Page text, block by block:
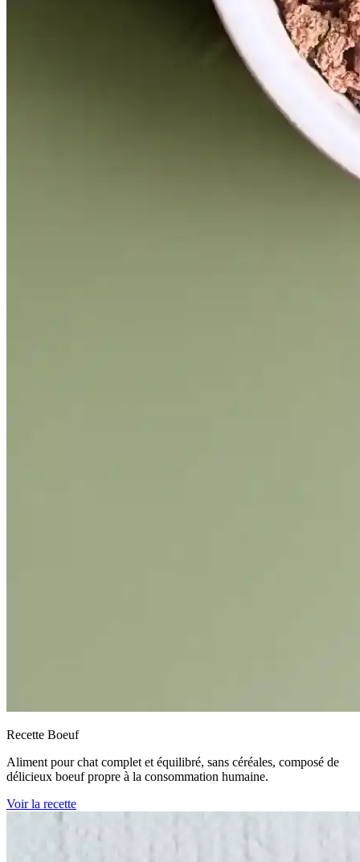
Recette Boeuf
Aliment pour chat complet et équilibré, sans céréales, composé de
délicieux boeuf propre à la consommation humaine.
Voir la recette